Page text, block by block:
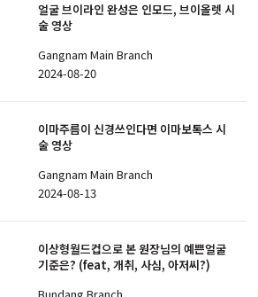
얼굴 브이라인 완성은 인모드, 브이올렛 시
술 영상
Gangnam Main Branch
2024-08-20
이마주름이 신경쓰인다면 이마보톡스 시
술 영상
Gangnam Main Branch
2024-08-13
이상형월드컵으로 본 원장님의 예쁜얼굴
기준은? (feat, 개취, 사심, 아저씨?)